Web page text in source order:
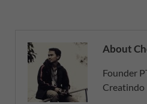
About
Founder
Creatindo